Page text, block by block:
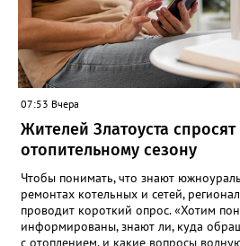
07:53 Вчера
Жителей Златоуста
отопительному сезону
Чтобы понимать, что знают
ремонтах котельных и сетей,
проводит короткий опрос. «Хотим
информированы, знают ли, куда
с отоплением, и какие вопросы